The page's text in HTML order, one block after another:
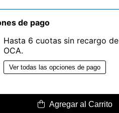
de pago
Hasta 6 cuotas sin recargo de
OCA.
Ver todas las opciones de pago
Agregar al Carrito